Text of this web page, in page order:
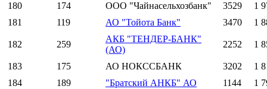
180
174 ООО "Чайнасельхозбанк" 3529
1
181
119 АО "Тойота Банк" 3470 1
182 259
АКБ "ТЕНДЕР-БАНК"
(АО)
2252 1
183 175 АО НОКССБАНК 3202
1
184
189 "Братский АНКБ" АО 1144
1